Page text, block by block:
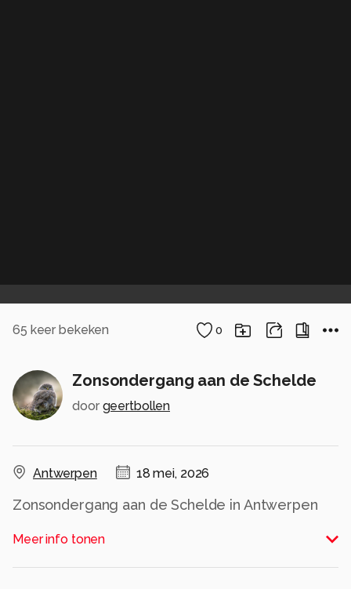
65 keer bekeken 0
Zonsondergang aan de Schelde
door geertbollen
Antwerpen 18 mei, 2026
Zonsondergang aan de Schelde in Antwerpen
Alle rechten voorbehouden
Meer info tonen